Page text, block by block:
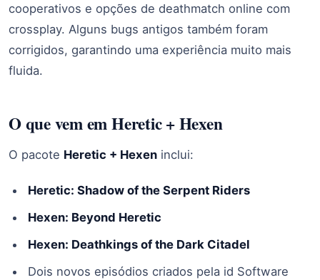
cooperativos e opções de deathmatch online com
crossplay. Alguns bugs antigos também foram
corrigidos, garantindo uma experiência muito mais
fluida.
O que vem em Heretic + Hexen
O pacote Heretic + Hexen inclui:
Heretic: Shadow of the Serpent Riders
Hexen: Beyond Heretic
Hexen: Deathkings of the Dark Citadel
Dois novos episódios criados pela id Software